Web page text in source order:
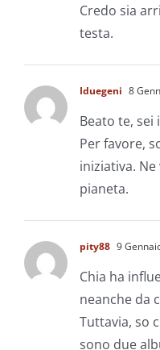
Credo sia
testa.
Iduegeni 8
Beato te, sei
Per favore,
iniziativa.
pianeta.
pity88 9
Chia ha
neanche da
Tuttavia, so
sono due